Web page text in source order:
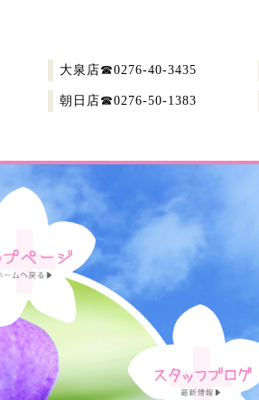
大泉店☎︎0276-40-3435
朝日店☎︎0276-50-1383